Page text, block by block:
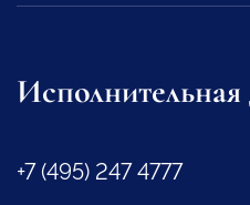
+7 (495) 247 4777